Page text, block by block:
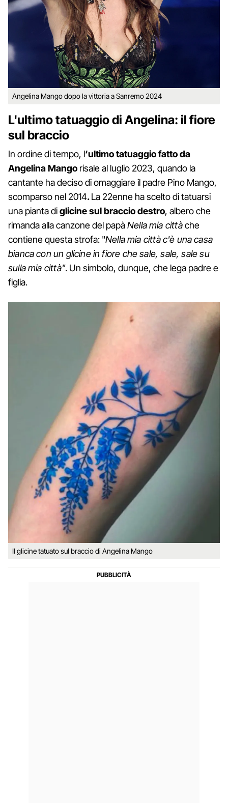
Angelina Mango dopo la vittoria a Sanremo 2024
L'ultimo tatuaggio di Angelina: il fiore
sul braccio
In ordine di tempo, l‘ultimo tatuaggio fatto da
Angelina Mango risale al luglio 2023, quando la
cantante ha deciso di omaggiare il padre Pino Mango,
scomparso nel 2014.La 22enne ha scelto di tatuarsi
una pianta diglicine sul braccio destro, albero che
rimanda alla canzone del papàNella mia cittàche
contiene questa strofa: "Nella mia città c'è una casa
bianca con un glicine in fiore che sale, sale, sale su
sulla mia città". Un simbolo, dunque, che lega padre e
figlia.
Il glicine tatuato sul braccio di Angelina Mango